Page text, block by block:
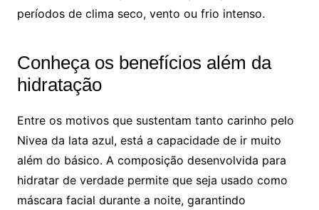
períodos de clima seco, vento ou frio intenso.
Conheça os benefícios além da
hidratação
Entre os motivos que sustentam tanto carinho pelo
Nivea da lata azul, está a capacidade de ir muito
além do básico. A composição desenvolvida para
hidratar de verdade permite que seja usado como
máscara facial durante a noite, garantindo